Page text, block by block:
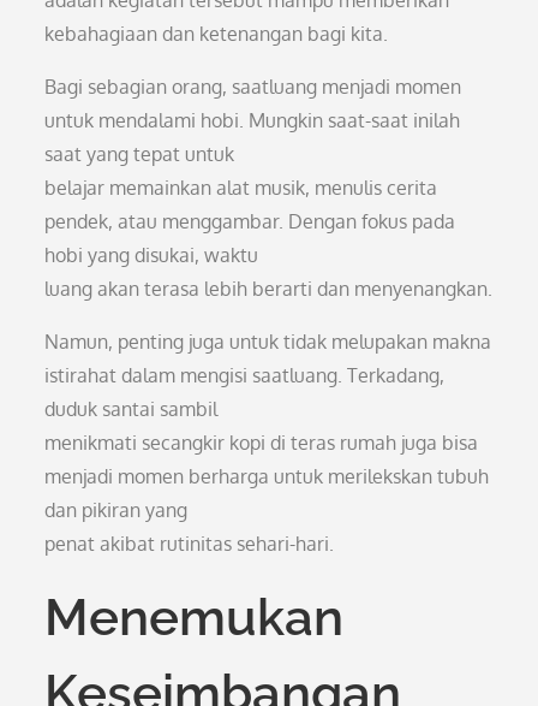
kebahagiaan dan ketenangan bagi kita.
Bagi sebagian orang, saatluang menjadi momen
untuk mendalami hobi. Mungkin saat-saat inilah
saat yang tepat untuk
belajar memainkan alat musik, menulis cerita
pendek, atau menggambar. Dengan fokus pada
hobi yang disukai, waktu
luang akan terasa lebih berarti dan menyenangkan.
Namun, penting juga untuk tidak melupakan makna
istirahat dalam mengisi saatluang. Terkadang,
duduk santai sambil
menikmati secangkir kopi di teras rumah juga bisa
menjadi momen berharga untuk merilekskan tubuh
dan pikiran yang
penat akibat rutinitas sehari-hari.
Menemukan
Keseimbangan